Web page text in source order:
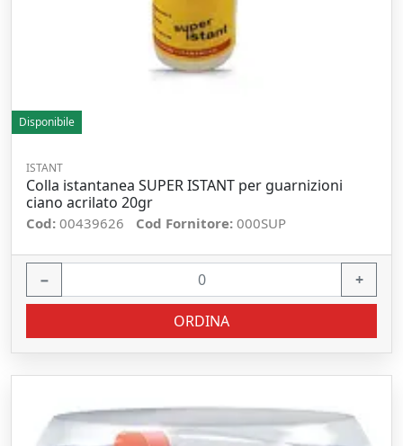
Disponibile
ISTANT
Colla istantanea SUPER ISTANT per guarnizioni
ciano acrilato 20gr
Cod: 00439626 Cod Fornitore: 000SUP
− +
ORDINA